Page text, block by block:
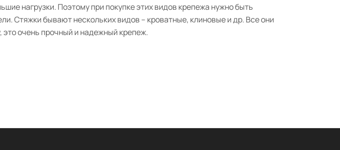
нагрузки. Поэтому при покупке этих видов крепежа нужно быть
Стяжки бывают нескольких видов – кроватные, клиновые и др. Все они
очень прочный и надежный крепеж.